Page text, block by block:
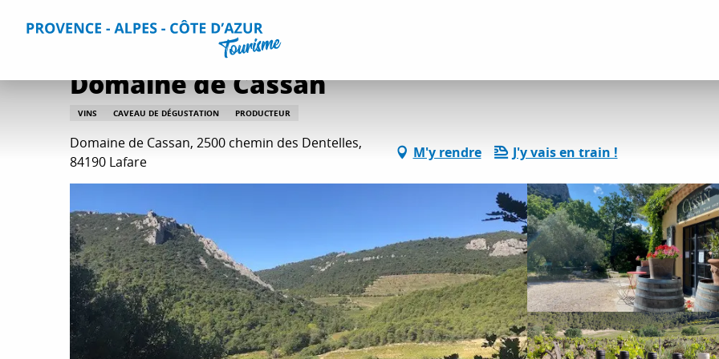
Accueil Que faire ? Vin et gastronomie
Domaine de Cassan
VINS CAVEAU DE DÉGUSTATION PRODUCTEUR
Domaine de Cassan, 2500 chemin des Dentelles,
84190 Lafare
M'y rendre J'y vais en train !